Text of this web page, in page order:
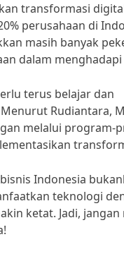
transformasi
perusahaan di
masih banyak
dalam
terus belajar dan
Rudiantara,
melalui program-
Indonesia
teknologi
ketat. Jadi,